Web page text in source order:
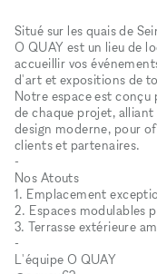
Situé sur les quais de
O QUAY est un lieu de
accueillir vos
d'art et expositions de
Notre espace est conçu
de chaque projet, alliant
design moderne, pour
clients et partenaires.
-
Nos Atouts
1. Emplacement
2. Espaces modulables
3. Terrasse extérieure
-
L'équipe O QUAY